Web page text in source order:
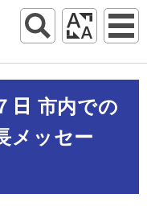
日 市内での
メッセー